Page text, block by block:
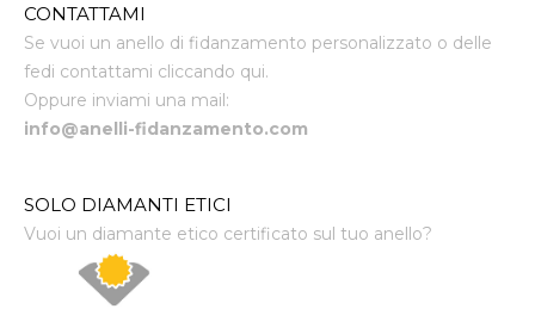
CONTATTAMI
Se vuoi un anello di fidanzamento personalizzato o delle
fedi contattami cliccando qui.
Oppure inviami una mail:
info@anelli-fidanzamento.com
SOLO DIAMANTI ETICI
Vuoi un diamante etico certificato sul tuo anello?